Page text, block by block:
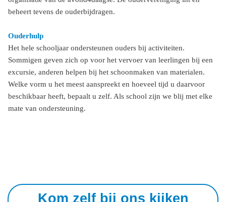
beheert tevens de ouderbijdragen.
Ouderhulp
Het hele schooljaar ondersteunen ouders bij activiteiten.
Sommigen geven zich op voor het vervoer van leerlingen bij een
excursie, anderen helpen bij het schoonmaken van materialen.
Welke vorm u het meest aanspreekt en hoeveel tijd u daarvoor
beschikbaar heeft, bepaalt u zelf. Als school zijn we blij met elke
mate van ondersteuning.
Kom zelf bij ons kijken